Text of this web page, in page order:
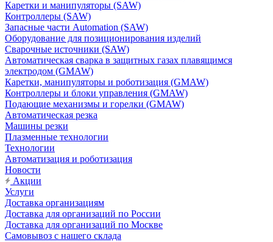
Каретки и манипуляторы (SAW)
Контроллеры (SAW)
Запасные части Automation (SAW)
Оборудование для позиционирования изделий
Сварочные источники (SAW)
Автоматическая сварка в защитных газах плавящимся
электродом (GMAW)
Каретки, манипуляторы и роботизация (GMAW)
Контроллеры и блоки управления (GMAW)
Подающие механизмы и горелки (GMAW)
Автоматическая резка
Машины резки
Плазменные технологии
Технологии
Автоматизация и роботизация
Новости
Акции
Услуги
Доставка организациям
Доставка для организаций по России
Доставка для организаций по Москве
Самовывоз с нашего склада